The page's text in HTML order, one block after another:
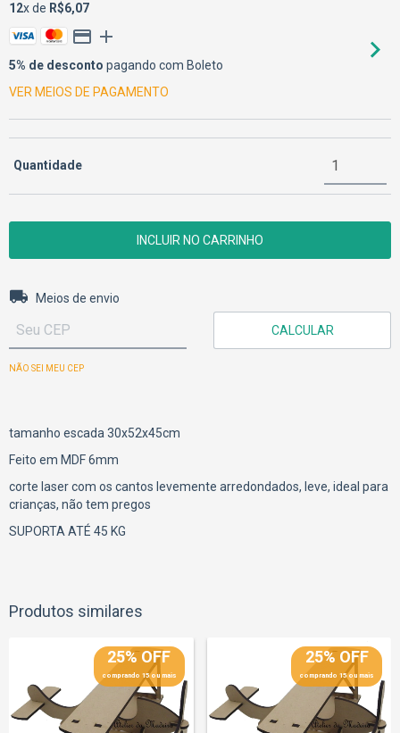
12x de R$6,07
5% de desconto pagando com Boleto
VER MEIOS DE PAGAMENTO
Quantidade
Entregas para o CEP:
Meios de envio
CALCULAR
NÃO SEI MEU CEP
tamanho escada 30x52x45cm
Feito em MDF 6mm
corte laser com os cantos levemente arredondados, leve, ideal para
crianças, não tem pregos
SUPORTA ATÉ 45 KG
Produtos similares
25% OFF
comprando 15 ou mais
25% OFF
comprando 15 ou mais